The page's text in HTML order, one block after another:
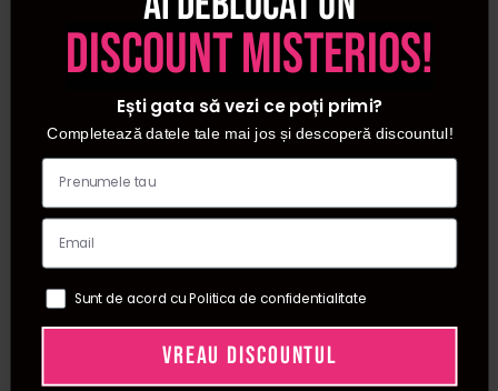
infrumusetare din Romania, dar pe care le poti folosi si in
confortul casei tale. Din aceasta categorie puteti
achizitiona tratamente corporale de la cei mai renumiti
producatori. Cele mai bune preturi la produsele pentru
tratamentele corporale le gasesti doar la Procosmetic.
discount misterios!
Ești gata să vezi ce poți primi?
Completează datele tale mai jos și descoperă discountul!
Sunt de acord cu Politica de confidentialitate
VREAU DISCOUNTUL